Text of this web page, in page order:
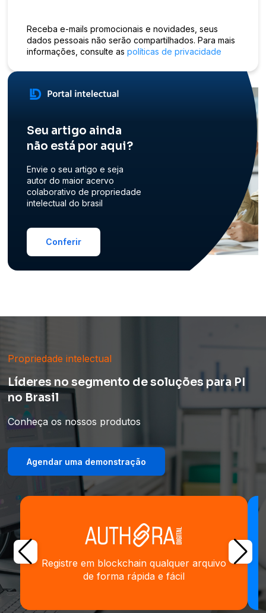
Receba e-mails promocionais e novidades, seus
dados pessoais não serão compartilhados. Para mais
informações, consulte as políticas de privacidade
Seu artigo ainda
não está por aqui?
Envie o seu artigo e seja
autor do maior acervo
colaborativo de propriedade
intelectual do brasil
Conferir
Propriedade intelectual
Líderes no segmento de soluções para PI
no Brasil
Conheça os nossos produtos
Agendar uma demonstração
Registre em blockchain qualquer arquivo
de forma rápida e fácil